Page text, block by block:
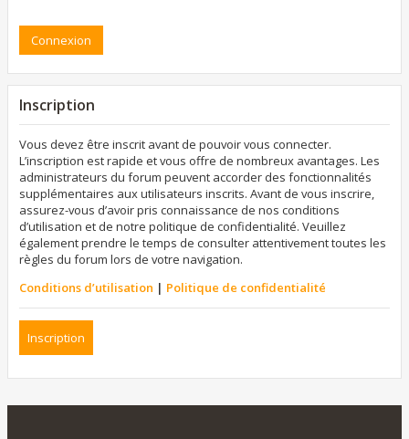
Inscription
Vous devez être inscrit avant de pouvoir vous connecter.
L’inscription est rapide et vous offre de nombreux avantages. Les
administrateurs du forum peuvent accorder des fonctionnalités
supplémentaires aux utilisateurs inscrits. Avant de vous inscrire,
assurez-vous d’avoir pris connaissance de nos conditions
d’utilisation et de notre politique de confidentialité. Veuillez
également prendre le temps de consulter attentivement toutes les
règles du forum lors de votre navigation.
Conditions d’utilisation | Politique de confidentialité
Inscription